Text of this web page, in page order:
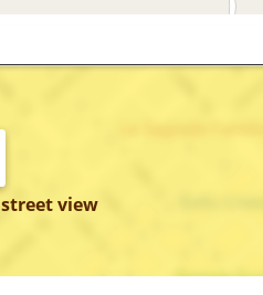
street view